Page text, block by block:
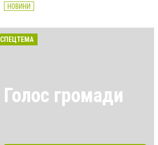
НОВИНИ
СПЕЦТЕМА
Голос громади